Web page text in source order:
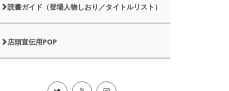
読書ガイド（登場人物しおり／タイトルリスト）
店頭宣伝用POP